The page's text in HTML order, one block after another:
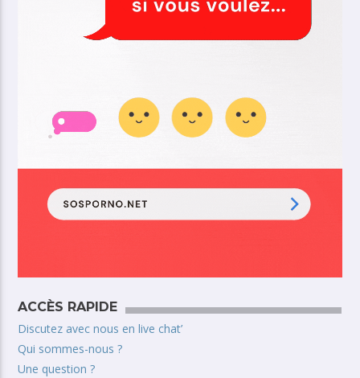
ACCÈS RAPIDE
Discutez avec nous en live chat’
Qui sommes-nous ?
Une question ?